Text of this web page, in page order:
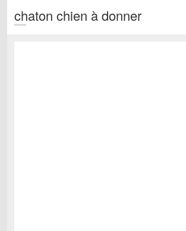
chaton chien à donner